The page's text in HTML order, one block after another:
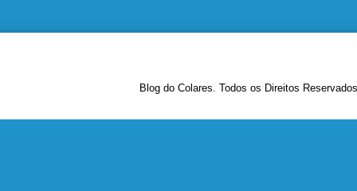
Blog do Colares. Todos os Direitos